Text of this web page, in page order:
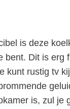
is deze
Dit is
kunt rustig tv
is, zul je